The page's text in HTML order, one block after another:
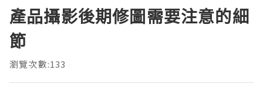
產品攝影後期修圖需要注意的細
節
瀏覽次數:133